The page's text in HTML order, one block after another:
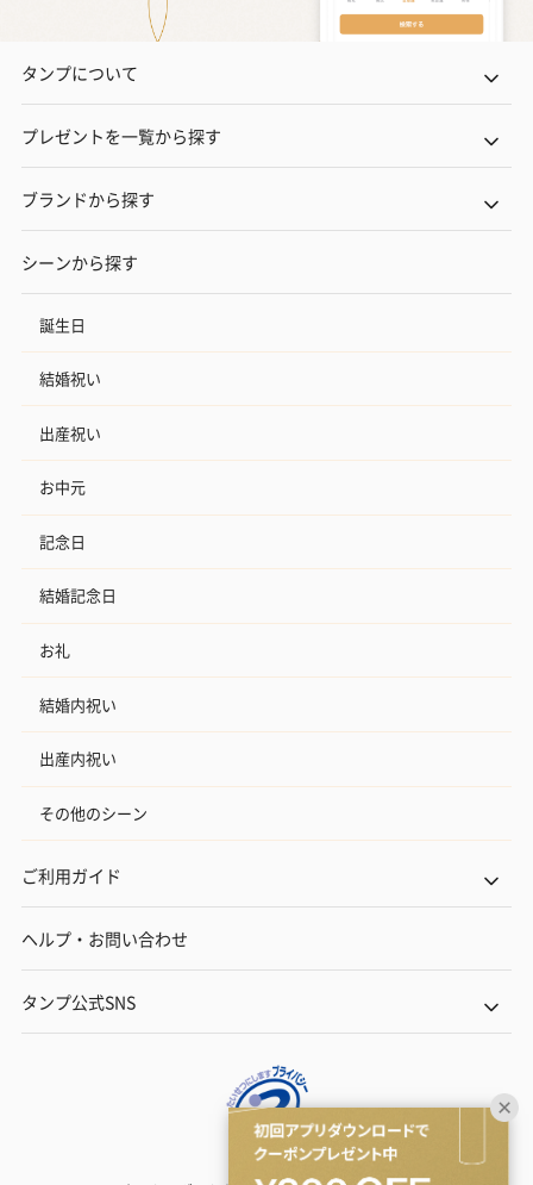
タンプについて
プレゼントを一覧から探す
ブランドから探す
シーンから探す
誕生日
結婚祝い
出産祝い
お中元
記念日
結婚記念日
お礼
結婚内祝い
出産内祝い
その他のシーン
ご利用ガイド
ヘルプ・お問い合わせ
タンプ公式SNS